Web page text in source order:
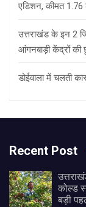
एडिशन, कीमत
उत्तराखंड के इन 2
आंगनबाड़ी केंद्रों
डोईवाला में चलती
Recent Post
कोल्ड
बड़ी